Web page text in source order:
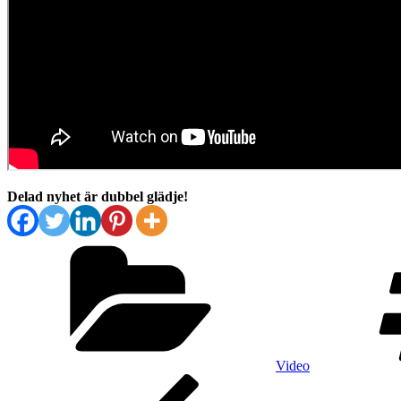
Delad nyhet är dubbel glädje!
Video
Inläggsnavigering